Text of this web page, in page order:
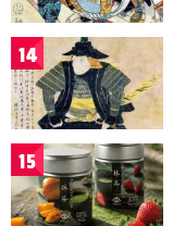
14
15